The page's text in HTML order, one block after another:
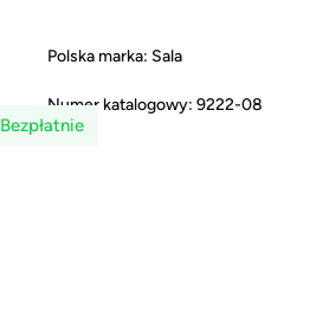
Bezpłatnie
Polska marka: Sala
Numer katalogowy: 9222-08
czarny